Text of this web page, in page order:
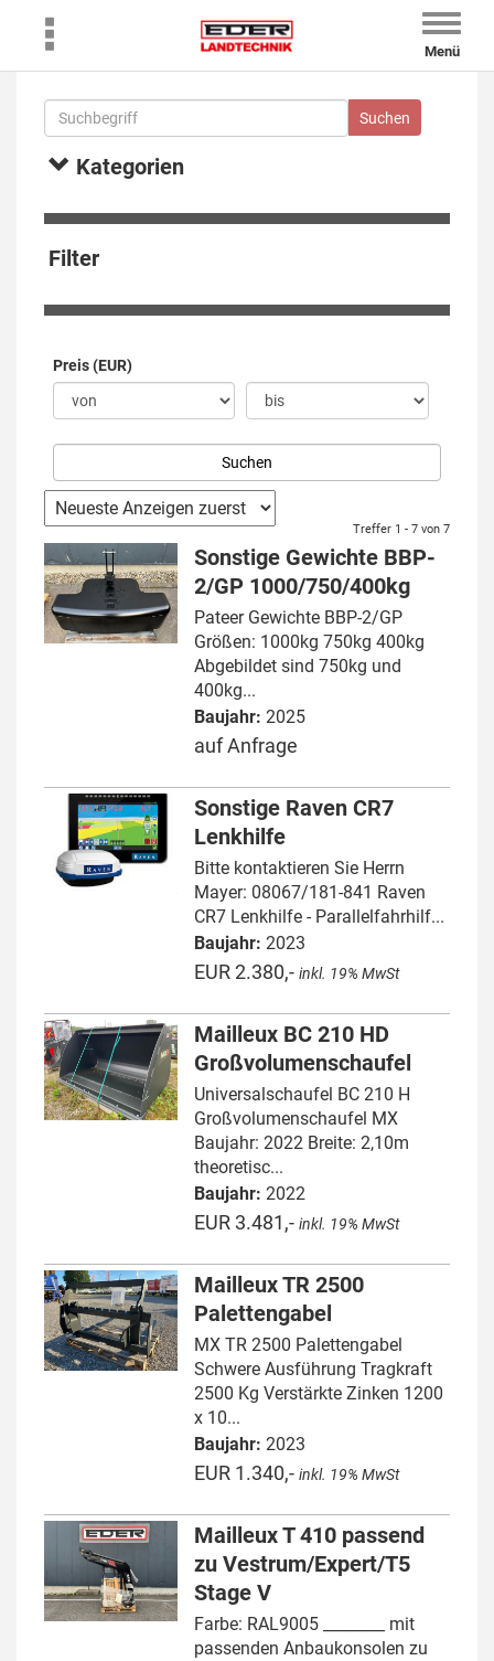
Toggle
Menü
Kategorien
Filter
Preis (EUR)
Treffer 1 - 7 von 7
Sonstige Gewichte BBP-
2/GP 1000/750/400kg
Pateer Gewichte BBP-2/GP
Größen: 1000kg 750kg 400kg
Abgebildet sind 750kg und
400kg...
Baujahr: 2025
auf Anfrage
Sonstige Raven CR7
Lenkhilfe
Bitte kontaktieren Sie Herrn
Mayer: 08067/181-841 Raven
CR7 Lenkhilfe - Parallelfahrhilf...
Baujahr: 2023
EUR 2.380,- inkl. 19% MwSt
Mailleux BC 210 HD
Großvolumenschaufel
Universalschaufel BC 210 H
Großvolumenschaufel MX
Baujahr: 2022 Breite: 2,10m
theoretisc...
Baujahr: 2022
EUR 3.481,- inkl. 19% MwSt
Mailleux TR 2500
Palettengabel
MX TR 2500 Palettengabel
Schwere Ausführung Tragkraft
2500 Kg Verstärkte Zinken 1200
x 10...
Baujahr: 2023
EUR 1.340,- inkl. 19% MwSt
Mailleux T 410 passend
zu Vestrum/Expert/T5
Stage V
Farbe: RAL9005 ________ mit
passenden Anbaukonsolen zu